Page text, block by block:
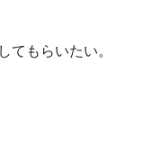
もらいたい。